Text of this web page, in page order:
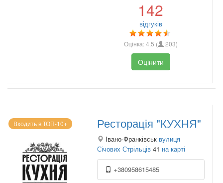
142
відгуків
Оцінка:4.5 ( 203)
Оцінити
Входить в ТОП-10+ Ресторація "КУХНЯ"
Івано-Франківськ вулиця
Січових Стрільців 41 на карті
+380958615485